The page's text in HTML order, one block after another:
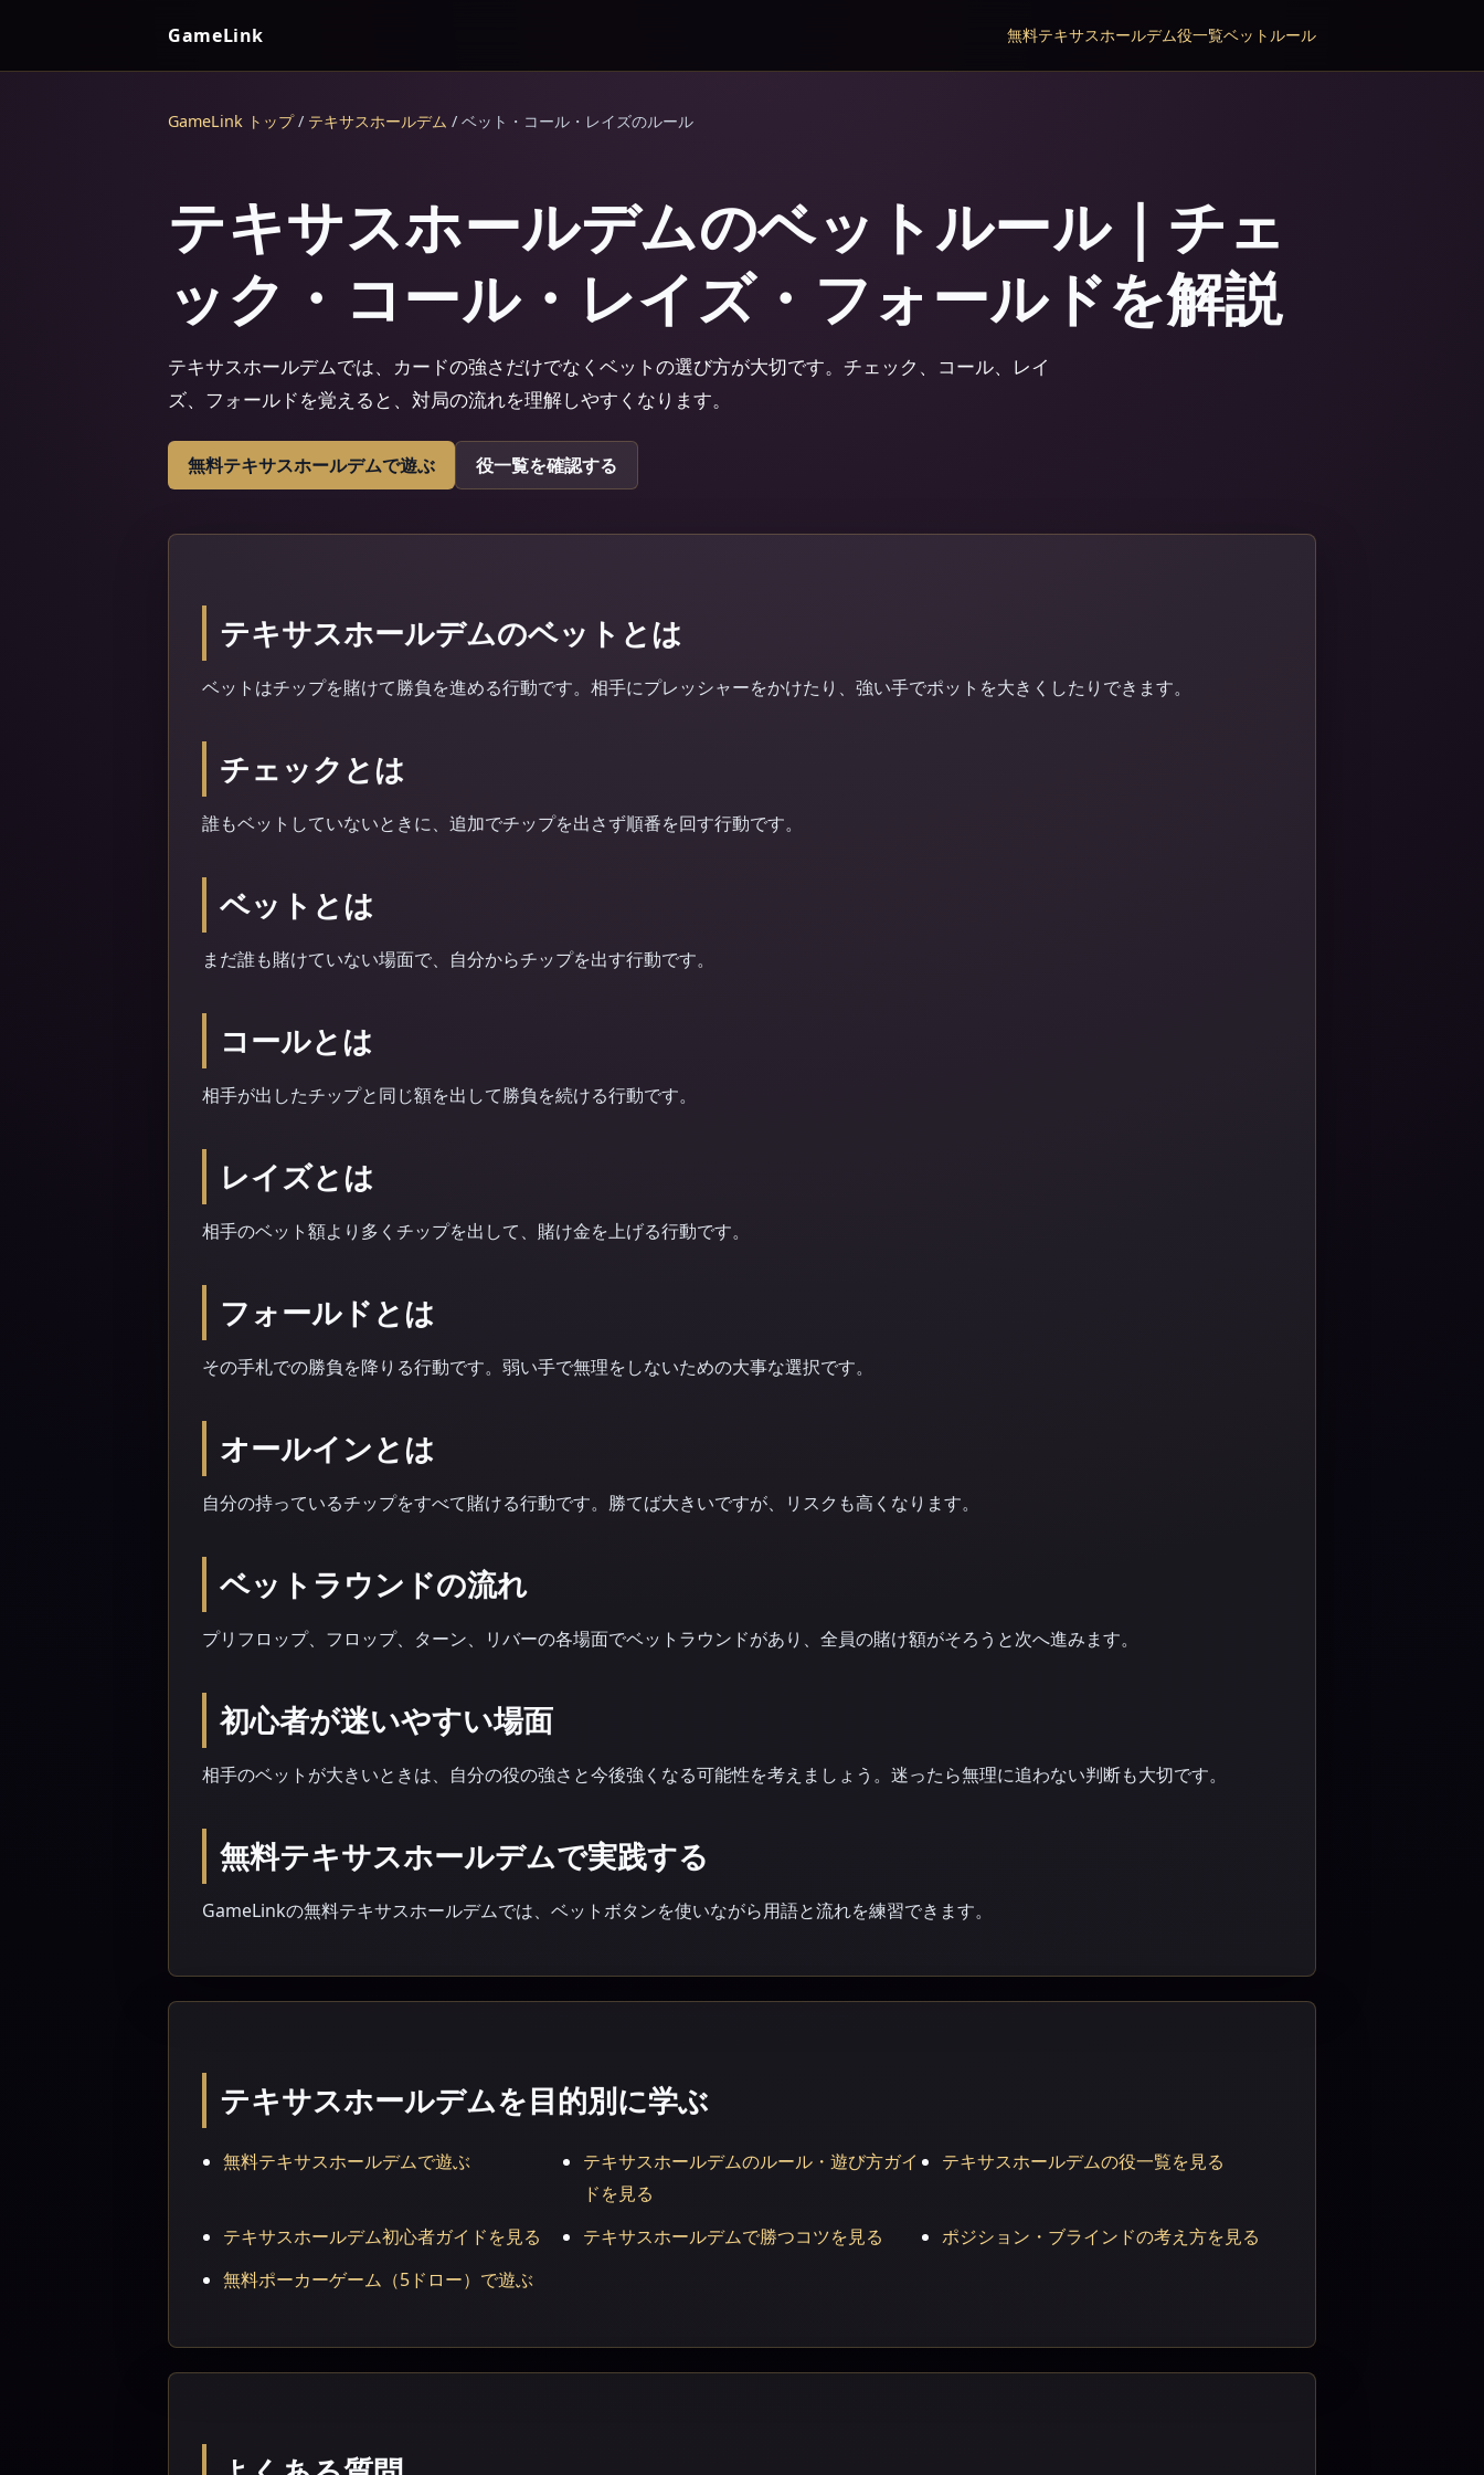
GameLink 無料テキサスホールデム役一覧ベットルール
GameLink トップ/ テキサスホールデム / ベット・コール・レイズのルール
テキサスホールデムのベットルール｜チェ
ック・コール・レイズ・フォールドを解説
テキサスホールデムでは、カードの強さだけでなくベットの選び方が大切です。チェック、コール、レイ
ズ、フォールドを覚えると、対局の流れを理解しやすくなります。
無料テキサスホールデムで遊ぶ 役一覧を確認する
テキサスホールデムのベットとは
ベットはチップを賭けて勝負を進める行動です。相手にプレッシャーをかけたり、強い手でポットを大きくしたりできます。
チェックとは
誰もベットしていないときに、追加でチップを出さず順番を回す行動です。
ベットとは
まだ誰も賭けていない場面で、自分からチップを出す行動です。
コールとは
相手が出したチップと同じ額を出して勝負を続ける行動です。
レイズとは
相手のベット額より多くチップを出して、賭け金を上げる行動です。
フォールドとは
その手札での勝負を降りる行動です。弱い手で無理をしないための大事な選択です。
オールインとは
自分の持っているチップをすべて賭ける行動です。勝てば大きいですが、リスクも高くなります。
ベットラウンドの流れ
プリフロップ、フロップ、ターン、リバーの各場面でベットラウンドがあり、全員の賭け額がそろうと次へ進みます。
初心者が迷いやすい場面
相手のベットが大きいときは、自分の役の強さと今後強くなる可能性を考えましょう。迷ったら無理に追わない判断も大切です。
無料テキサスホールデムで実践する
GameLinkの無料テキサスホールデムでは、ベットボタンを使いながら用語と流れを練習できます。
テキサスホールデムを目的別に学ぶ
無料テキサスホールデムで遊ぶ
テキサスホールデムのルール・遊び方ガイ
ドを見る
テキサスホールデムの役一覧を見る
テキサスホールデム初心者ガイドを見る テキサスホールデムで勝つコツを見る
ポジション・ブラインドの考え方を見る
無料ポーカーゲーム（5ドロー）で遊ぶ